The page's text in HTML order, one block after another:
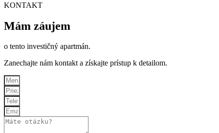
KONTAKT
Mám záujem
o tento investičný apartmán.
Zanechajte nám kontakt a získajte prístup k detailom.